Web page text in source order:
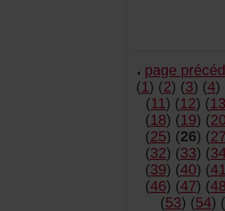
(1)(2)(3)(4
(11)(12)(
(18)(19)(
(25)(26)(
(32)(33)(
(39)(40)(
(46)(47)(
(53)(54)(